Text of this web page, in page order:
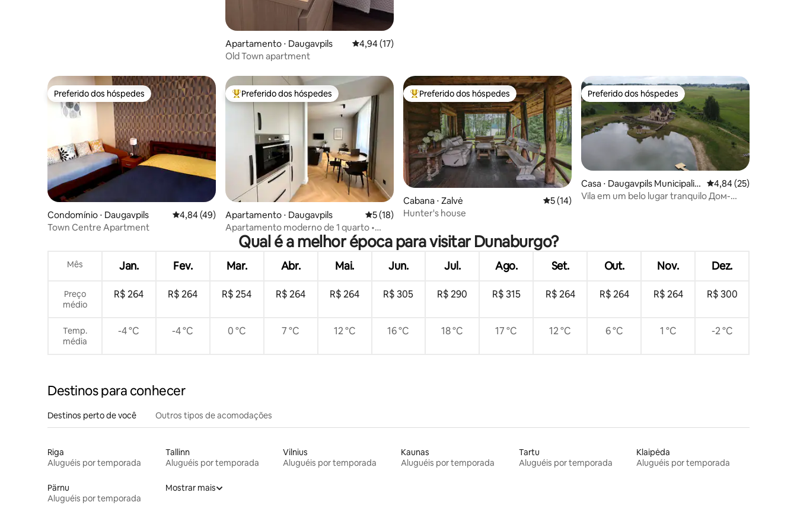
Apartamento ⋅ Daugavpils 4,94 de uma avaliação média de 5, 17 avaliações
4,94 (17)
Old Town apartment
Preferido dos hóspedes
Preferido dos hóspedes
Condomínio ⋅ Daugavpils 4,84 de uma avaliação média de 5, 49 avaliações
4,84 (49)
Town Centre Apartment
Entre os melhores preferidos dos hóspedes
Preferido dos hóspedes
Apartamento ⋅ Daugavpils 5 de uma avaliação média de 5, 18 avaliações
5 (18)
Apartamento moderno de 1 quarto •
Varanda e vista para a cidade • Wi-Fi
gratuito
Entre os melhores preferidos dos hóspedes
Preferido dos hóspedes
Cabana ⋅ Zalvė 5 de uma avaliação média de 5, 14 avaliações
5 (14)
Hunter's house
Preferido dos hóspedes
Preferido dos hóspedes
Casa ⋅ Daugavpils Municipalit
y
4,84 de uma
4,84 (25)
Vila em um belo lugar tranquilo Дом-
Qual é a melhor época para visitar Dunaburgo?
Mês Jan. Fev. Mar. Abr. Mai. Jun. Jul. Ago. Set. Out. Nov. Dez.
Preço
médio
R$ 264 R$ 264 R$ 254 R$ 264 R$ 264 R$ 305 R$ 290 R$ 315 R$ 264 R$ 264 R$ 264 R$ 300
Temp.
média
-4 °C -4 °C 0 °C 7 °C 12 °C 16 °C 18 °C 17 °C 12 °C 6 °C 1 °C -2 °C
Destinos para conhecer
Destinos perto de você Outros tipos de acomodações
Riga
Aluguéis por temporada
Tallinn
Aluguéis por temporada
Vilnius
Aluguéis por temporada
Kaunas
Aluguéis por temporada
Tartu
Aluguéis por temporada
Klaipėda
Aluguéis por temporada
Pärnu
Aluguéis por temporada
Mostrar mais